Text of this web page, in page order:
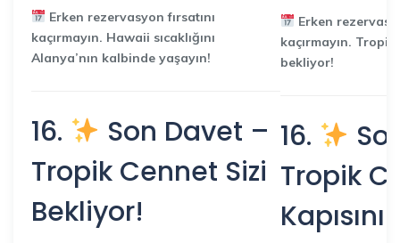
Erken rezervasyon fırsatını
kaçırmayın. Hawaii sıcaklığını
Alanya’nın kalbinde yaşayın!
16.
Son Davet –
Tropik Cennet Sizi
Bekliyor!
Erken
kaçırmayın.
bekliyor!
16.
Tropik